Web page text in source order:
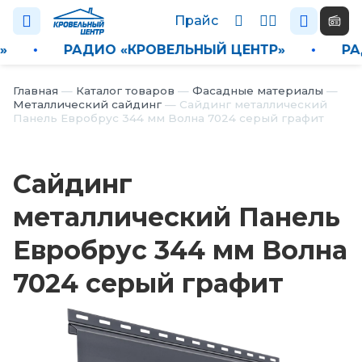
Каталог
й
с
Н
о
в
о
с
Прайс
РАДИО «КРОВЕЛЬНЫЙ ЦЕНТР»
Главная — Каталог товаров — Фасадные материалы —
Металлический сайдинг — Сайдинг металлический
Панель Евробрус 344 мм Волна 7024 серый графит
Сайдинг
металлический Панель
Евробрус 344 мм Волна
7024 серый графит